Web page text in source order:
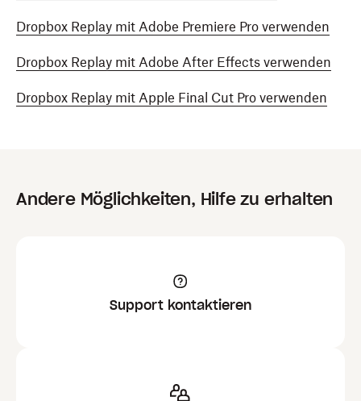
Dropbox Replay mit Adobe Premiere Pro verwenden
Dropbox Replay mit Adobe After Effects verwenden
Dropbox Replay mit Apple Final Cut Pro verwenden
Andere Möglichkeiten, Hilfe zu erhalten
Support kontaktieren